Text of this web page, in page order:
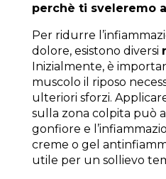
perchè ti sveleremo
Per ridurre
dolore, esistono diversi
Inizialmente, è
muscolo il riposo
ulteriori sforzi.
sulla zona colpita può
gonfiore e
creme o gel
utile per un sollievo